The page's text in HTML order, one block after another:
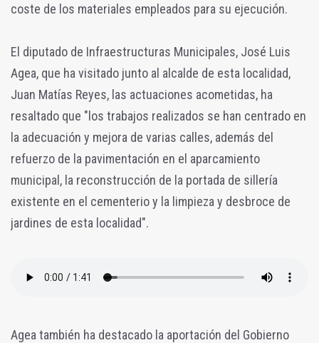
coste de los materiales empleados para su ejecución.
El diputado de Infraestructuras Municipales, José Luis
Agea, que ha visitado junto al alcalde de esta localidad,
Juan Matías Reyes, las actuaciones acometidas, ha
resaltado que "los trabajos realizados se han centrado en
la adecuación y mejora de varias calles, además del
refuerzo de la pavimentación en el aparcamiento
municipal, la reconstrucción de la portada de sillería
existente en el cementerio y la limpieza y desbroce de
jardines de esta localidad".
Agea también ha destacado la aportación del Gobierno